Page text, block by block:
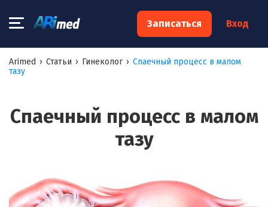
Записаться Вход
Arimed › Статьи › Гинеколог › Спаечный процесс в малом
тазу
Спаечный процесс в малом
тазу
×
Запишитесь на консультацию к
Ваш e-mail:*